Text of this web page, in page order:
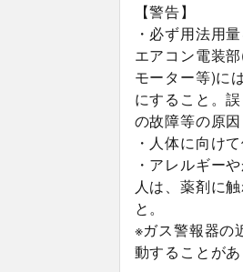
【警告】
・必ず用法用
エアコン電装
モーター等)に
にすること。
の故障等の原
・人体に向け
・アレルギー
人は、薬剤に
と。
※ガス警報器の
動することがあ